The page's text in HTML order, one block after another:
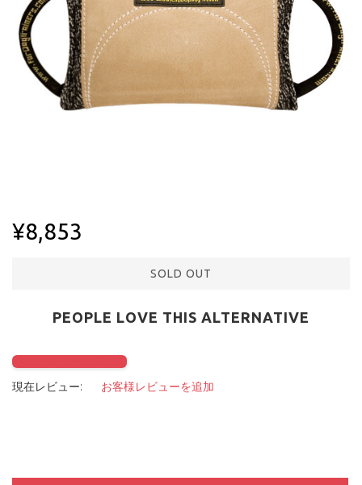
¥8,853
SOLD OUT
PEOPLE LOVE THIS ALTERNATIVE
Click to check it out
現在レビュー:
お客様レビューを追加